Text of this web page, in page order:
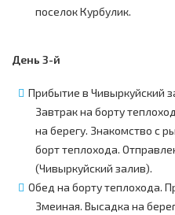
поселок Курбулик.
День 3-й
Прибытие в Чивыркуйский
Завтрак на борту
на берегу. Знакомство с
борт теплохода.
(Чивыркуйский залив).
Обед на борту теплохода.
Змеиная. Высадка на